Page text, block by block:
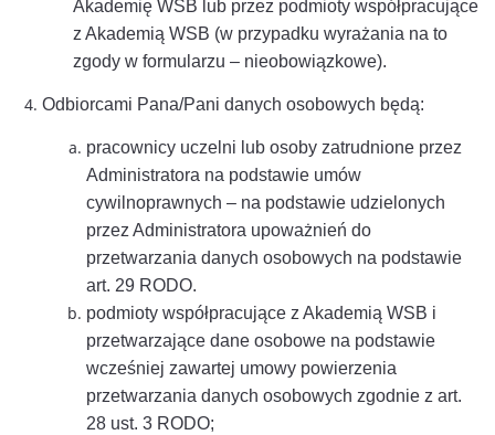
Akademię WSB lub przez podmioty współpracujące
z Akademią WSB (w przypadku wyrażania na to
zgody w formularzu – nieobowiązkowe).
Odbiorcami Pana/Pani danych osobowych będą:
pracownicy uczelni lub osoby zatrudnione przez
Administratora na podstawie umów
cywilnoprawnych – na podstawie udzielonych
przez Administratora upoważnień do
przetwarzania danych osobowych na podstawie
art. 29 RODO.
podmioty współpracujące z Akademią WSB i
przetwarzające dane osobowe na podstawie
wcześniej zawartej umowy powierzenia
przetwarzania danych osobowych zgodnie z art.
28 ust. 3 RODO;